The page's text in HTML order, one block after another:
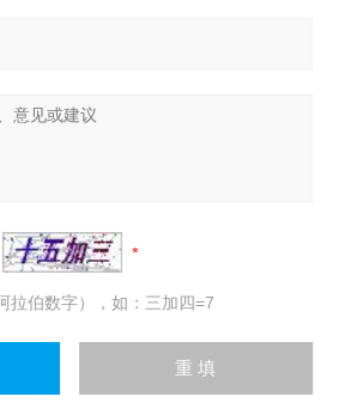
拉伯数字），如：三加四=7